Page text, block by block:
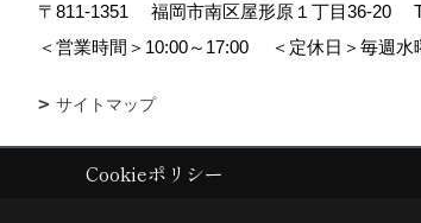
〒811-1351
福岡市南区屋形原１丁目36-20
＜営業時間＞10:00～17:00
＜定休日＞毎週
サイトマップ
Copyright (c) TAKANO CONSTRUCTION CO.,LTD. All
Cookieポリシー